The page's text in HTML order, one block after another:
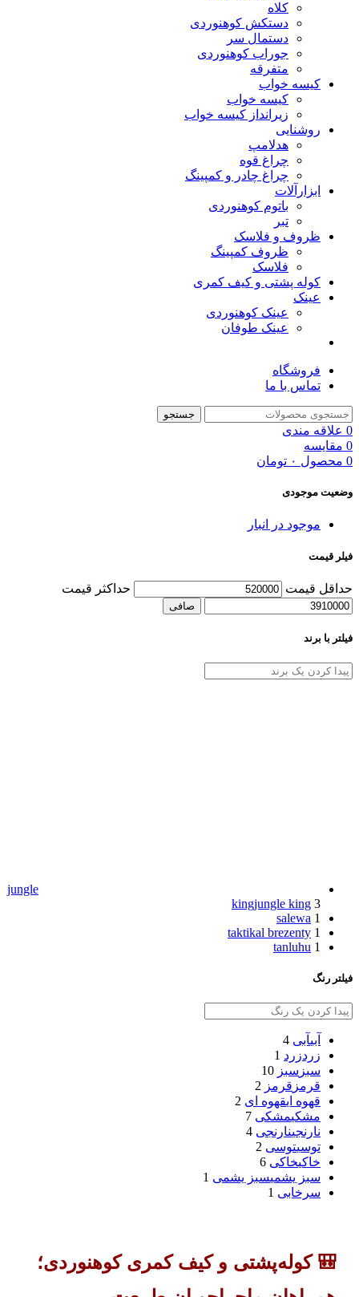
کلاه
دستکش کوهنوردی
دستمال سر
جوراب کوهنوردی
متفرقه
کیسه خواب
کیسه خواب
زیرانداز کیسه خواب
روشنایی
هدلامپ
چراغ قوه
چراغ چادر و کمپینگ
ابزارآلات
باتوم کوهنوردی
تبر
ظروف و فلاسک
ظروف کمپینگ
فلاسک
کوله پشتی و کیف کمری
عینک
عینک کوهنوردی
عینک طوفان
فروشگاه
تماس با ما
جستجو
0 علاقه مندی
0 مقایسه
0 محصول ۰ تومان
وضعیت موجودی
موجود در انبار
فیلر قیمت
حداقل قیمت حداكثر قيمت
صافی
فیلتر با برند
jungle
kingjungle king 3
salewa 1
taktikal brezenty 1
tanluhu 1
فیلتر رنگ
آبیآبی 4
زردزرد 1
سبز سبز 10
قرمز قرمز 2
قهوه ایقهوه ای 2
مشکیمشکی 7
نارنجینارنجی 4
توسیتوسی 2
خاکیخاکی 6
سبز یشمیسبز یشمی 1
سرخابی 1
🎒 کوله‌پشتی و کیف کمری کوهنوردی؛